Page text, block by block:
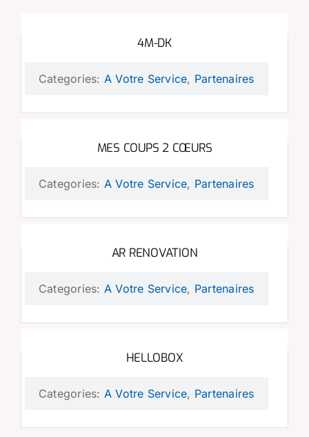
4M-DK
Categories: A Votre Service, Partenaires
MES COUPS 2 CŒURS
Categories: A Votre Service, Partenaires
AR RENOVATION
Categories: A Votre Service, Partenaires
HELLOBOX
Categories: A Votre Service, Partenaires